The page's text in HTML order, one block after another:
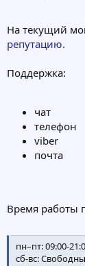
На текущий
репутацию.
Поддержка:
чат
телефон
viber
почта
Время работы
пн–пт: 09:00-
сб-вс: